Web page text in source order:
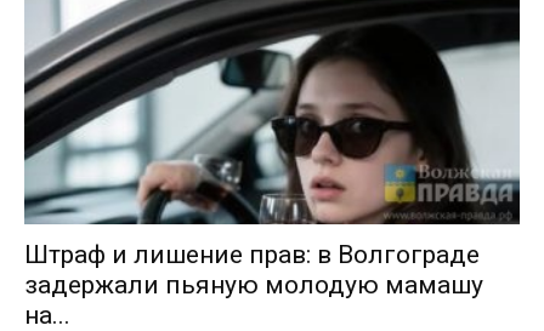
Штраф и лишение прав: в Волгограде
задержали пьяную молодую мамашу
на...